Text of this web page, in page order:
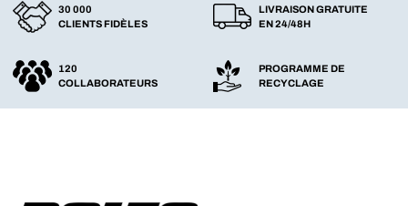
30 000
CLIENTS FIDÈLES
LIVRAISON GRATUITE
EN 24/48H
120
COLLABORATEURS
PROGRAMME DE
RECYCLAGE